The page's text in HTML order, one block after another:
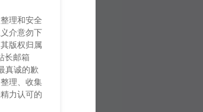
理和安全
介意勿下
版权归属
长邮箱
真诚的歉
理、收集
力认可的